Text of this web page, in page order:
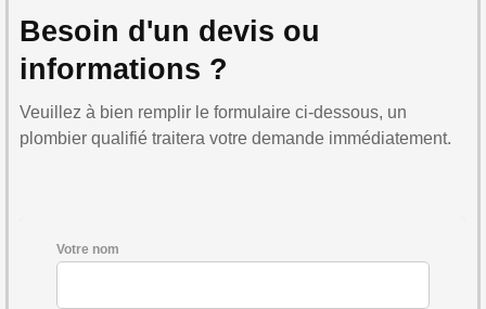
Besoin d'un devis ou
informations ?
Veuillez à bien remplir le formulaire ci-dessous, un
plombier qualifié traitera votre demande immédiatement.
Votre nom